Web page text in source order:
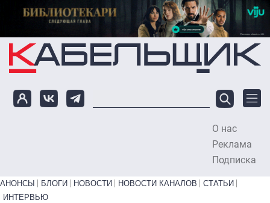
Перейти к основному содержанию
О нас
Реклама
Подписка
Primary links bottom
АНОНСЫ БЛОГИ НОВОСТИ НОВОСТИ КАНАЛОВ
СТАТЬИ
ИНТЕРВЬЮ